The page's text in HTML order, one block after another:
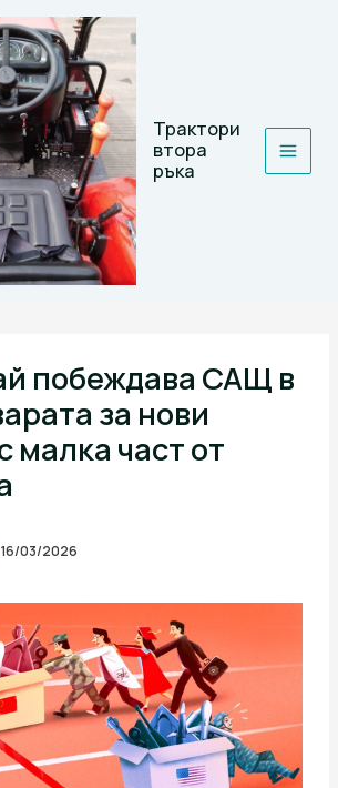
Трактори
втора
ръка
побеждава САЩ в
за нови
малка част от
16/03/2026